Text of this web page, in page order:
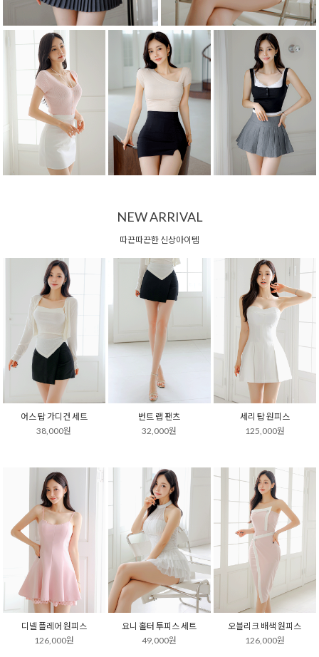
NEW ARRIVAL
따끈따끈한 신상아이템
어스 탑 가디건 세트
38,000원
번트 랩 팬츠
32,000원
세리 탑 원피스
125,000원
디넬 플레어 원피스
126,000원
요니 홀터 투피스 세트
49,000원
오블리크 배색 원피스
126,000원